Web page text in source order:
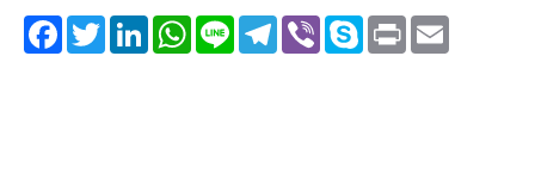
TwitterLinkedIn
WhatsApp Line
Telegram ViberSkype PrintEmail